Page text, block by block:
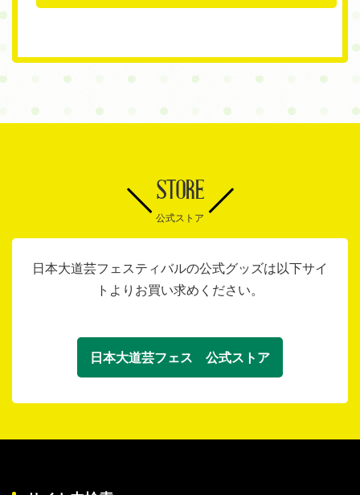
STORE
公式ストア
日本大道芸フェスティバルの公式グッズは以下サイ
トよりお買い求めください。
日本大道芸フェス 公式ストア